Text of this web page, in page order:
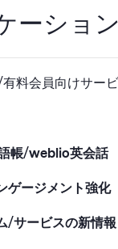
ーショ
料会員向けサー
帳/weblio英会話
ゲージメント強化
/サービスの新情報